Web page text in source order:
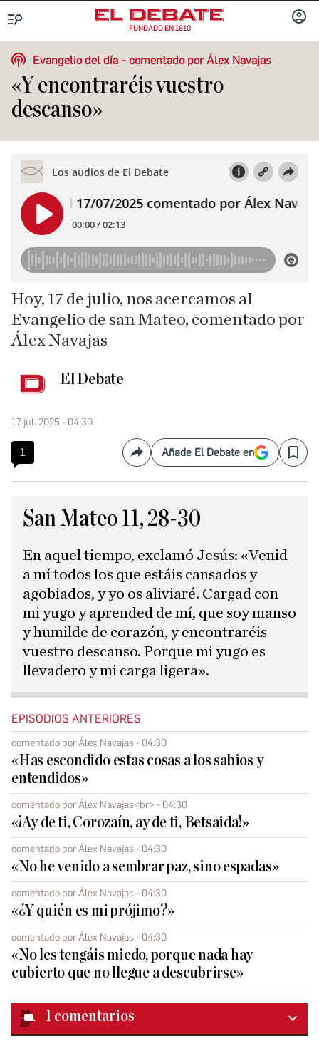
FUNDADO EN 1910
SESIÓN
Evangelio del día
comentado por Álex Navajas
«Y encontraréis vuestro
descanso»
Hoy, 17 de julio, nos acercamos al
Evangelio de san Mateo, comentado por
Álex Navajas
El Debate
17 jul. 2025 - 04:30
1 CompartirAñade El Debate en Save
San Mateo 11, 28-30
En aquel tiempo, exclamó Jesús: «Venid
a mí todos los que estáis cansados y
agobiados, y yo os aliviaré. Cargad con
mi yugo y aprended de mí, que soy manso
y humilde de corazón, y encontraréis
vuestro descanso. Porque mi yugo es
llevadero y mi carga ligera».
EPISODIOS ANTERIORES
comentado por Álex Navajas - 04:30
«Has escondido estas cosas a los sabios y
entendidos»
comentado por Álex Navajas<br> - 04:30
«¡Ay de ti, Corozaín, ay de ti, Betsaida!»
comentado por Álex Navajas - 04:30
«No he venido a sembrar paz, sino espadas»
comentado por Álex Navajas - 04:30
«¿Y quién es mi prójimo?»
comentado por Álex Navajas - 04:30
«No les tengáis miedo, porque nada hay
cubierto que no llegue a descubrirse»
1 comentarios